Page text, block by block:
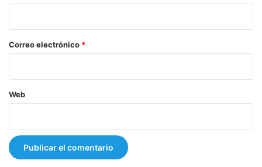
*
Correo electrónico *
Web